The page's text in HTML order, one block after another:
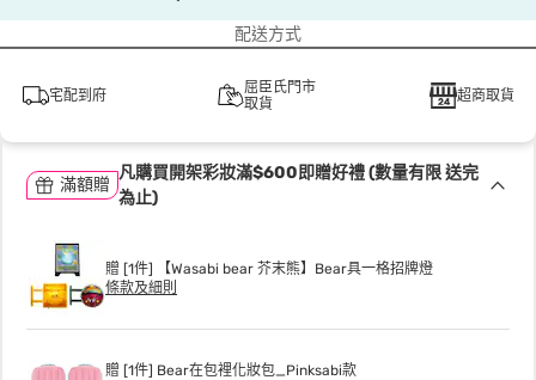
配送方式
宅配到府
屈臣氏門市
取貨
超商取貨
滿額贈
凡購買開架彩妝滿$600即贈好禮 (數量有限 送完
為止)
贈 [1件] 【Wasabi bear 芥末熊】Bear具一格招牌燈
條款及細則
贈 [1件] Bear在包裡化妝包_Pinksabi款